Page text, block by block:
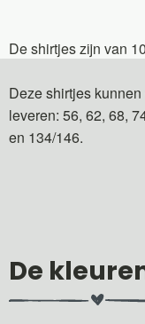
De shirtjes zijn van
Deze shirtjes
leveren: 56, 62, 68,
en 134/146.
De